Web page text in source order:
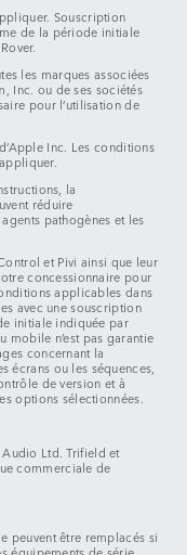
Souscription
de la période initiale
les marques associées
Inc. ou de ses sociétés
pour l’utilisation de
Inc. Les conditions
la
réduire
pathogènes et les
et Pivi ainsi que leur
concessionnaire pour
applicables dans
avec une souscription
initiale indiquée par
mobile n’est pas garantie
concernant la
écrans ou les séquences,
de version et à
options sélectionnées.
Ltd. Trifield et
commerciale de
peuvent être remplacés si